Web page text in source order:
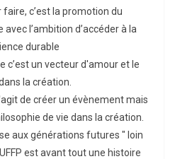
c’est la promotion du
l’ambition d’accéder à la
durable
c’est un vecteur d'amour et le
la création.
de créer un évènement mais
de vie dans la création.
aux générations futures " loin
est avant tout une histoire